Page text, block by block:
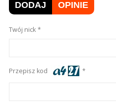
DODAJ OPINIE
Twój nick
Przepisz kod